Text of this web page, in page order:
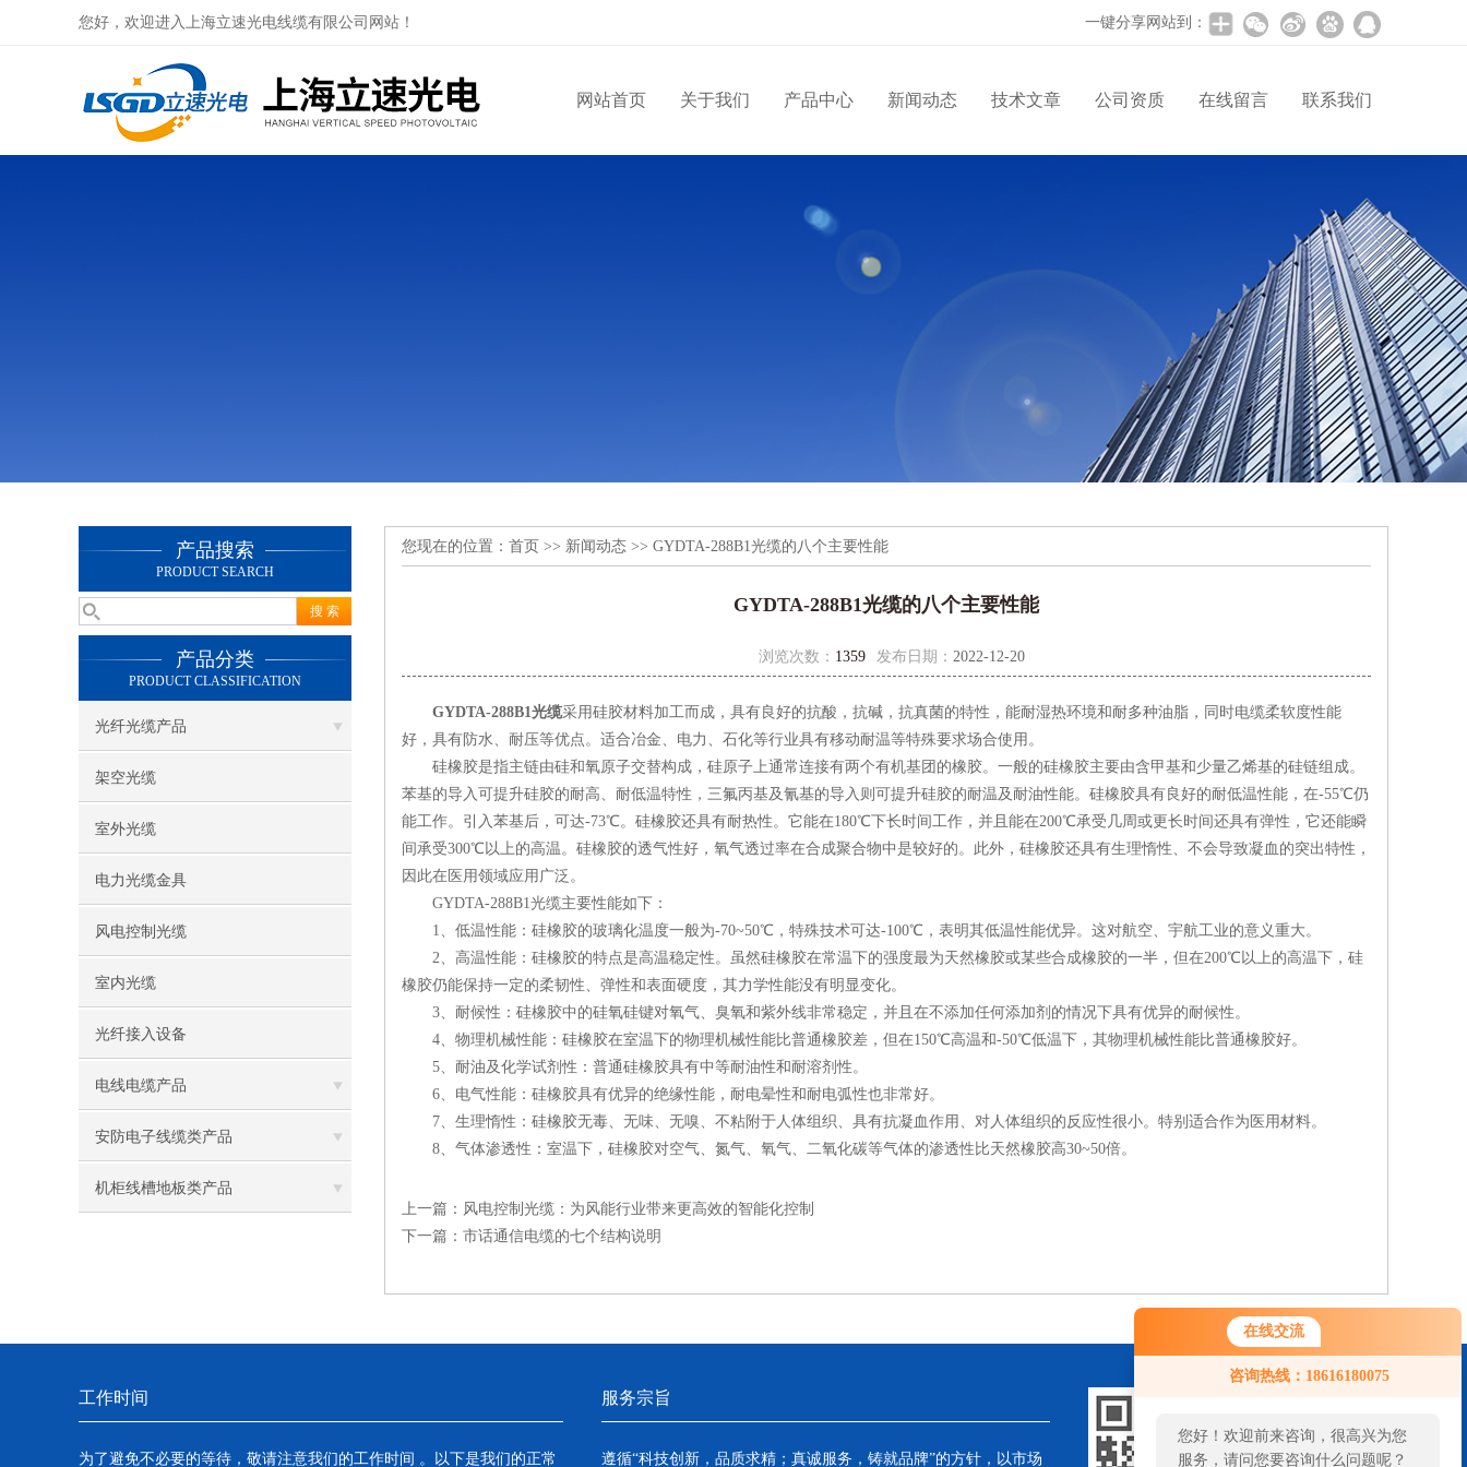
在线交流
咨询热线：18616180075
您好！欢迎前来咨询，很高兴为您
服务，请问您要咨询什么问题呢？
您好，欢迎进入上海立速光电线缆有限公司网站！ 一键分享网站到：
网站首页 关于我们 产品中心 新闻动态 技术文章 公司资质 在线留言 联系我们
产品搜索
PRODUCT SEARCH
产品分类
PRODUCT CLASSIFICATION
光纤光缆产品
架空光缆
室外光缆
电力光缆金具
风电控制光缆
室内光缆
光纤接入设备
电线电缆产品
安防电子线缆类产品
机柜线槽地板类产品
您现在的位置： 首页 >> 新闻动态 >> GYDTA-288B1光缆的八个主要性能
GYDTA-288B1光缆的八个主要性能
浏览次数： 1359 发布日期： 2022-12-20
GYDTA-288B1光缆采用硅胶材料加工而成，具有良好的抗酸，抗碱，抗真菌的特性，能耐湿热环境和耐多种油脂，同时电缆柔软度性能
好，具有防水、耐压等优点。适合冶金、电力、石化等行业具有移动耐温等特殊要求场合使用。
硅橡胶是指主链由硅和氧原子交替构成，硅原子上通常连接有两个有机基团的橡胶。一般的硅橡胶主要由含甲基和少量乙烯基的硅链组成。
苯基的导入可提升硅胶的耐高、耐低温特性，三氟丙基及氰基的导入则可提升硅胶的耐温及耐油性能。硅橡胶具有良好的耐低温性能，在-55℃仍
能工作。引入苯基后，可达-73℃。硅橡胶还具有耐热性。它能在180℃下长时间工作，并且能在200℃承受几周或更长时间还具有弹性，它还能瞬
间承受300℃以上的高温。硅橡胶的透气性好，氧气透过率在合成聚合物中是较好的。此外，硅橡胶还具有生理惰性、不会导致凝血的突出特性，
因此在医用领域应用广泛。
GYDTA-288B1光缆主要性能如下：
1、低温性能：硅橡胶的玻璃化温度一般为-70~50℃，特殊技术可达-100℃，表明其低温性能优异。这对航空、宇航工业的意义重大。
2、高温性能：硅橡胶的特点是高温稳定性。虽然硅橡胶在常温下的强度最为天然橡胶或某些合成橡胶的一半，但在200℃以上的高温下，硅
橡胶仍能保持一定的柔韧性、弹性和表面硬度，其力学性能没有明显变化。
3、耐候性：硅橡胶中的硅氧硅键对氧气、臭氧和紫外线非常稳定，并且在不添加任何添加剂的情况下具有优异的耐候性。
4、物理机械性能：硅橡胶在室温下的物理机械性能比普通橡胶差，但在150℃高温和-50℃低温下，其物理机械性能比普通橡胶好。
5、耐油及化学试剂性：普通硅橡胶具有中等耐油性和耐溶剂性。
6、电气性能：硅橡胶具有优异的绝缘性能，耐电晕性和耐电弧性也非常好。
7、生理惰性：硅橡胶无毒、无味、无嗅、不粘附于人体组织、具有抗凝血作用、对人体组织的反应性很小。特别适合作为医用材料。
8、气体渗透性：室温下，硅橡胶对空气、氮气、氧气、二氧化碳等气体的渗透性比天然橡胶高30~50倍。
上一篇： 风电控制光缆：为风能行业带来更高效的智能化控制
下一篇： 市话通信电缆的七个结构说明
工作时间
为了避免不必要的等待，敬请注意我们的工作时间 。以下是我们的正常
服务宗旨
遵循“科技创新，品质求精；真诚服务，铸就品牌”的方针，以市场